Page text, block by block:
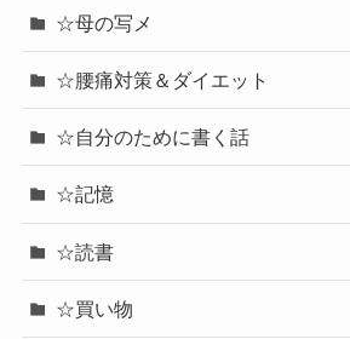
☆母の写メ
☆腰痛対策＆ダイエット
☆自分のために書く話
☆記憶
☆読書
☆買い物